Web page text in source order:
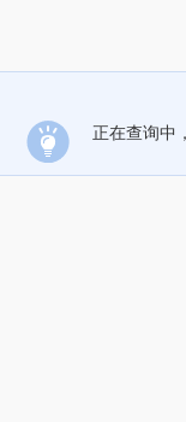
正在查询中